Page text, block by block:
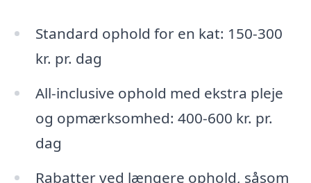
Standard ophold for en kat: 150-300
kr. pr. dag
All-inclusive ophold med ekstra pleje
og opmærksomhed: 400-600 kr. pr.
dag
Rabatter ved længere ophold, såsom